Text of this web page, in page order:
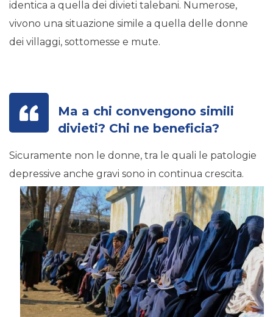
identica a quella dei divieti talebani. Numerose,
vivono una situazione simile a quella delle donne
dei villaggi, sottomesse e mute.
Ma a chi convengono simili
divieti? Chi ne beneficia?
Sicuramente non le donne, tra le quali le patologie
depressive anche gravi sono in continua crescita.